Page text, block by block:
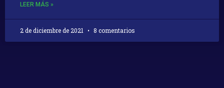
LEER MÁS »
2 de diciembre de 2021 8 comentarios